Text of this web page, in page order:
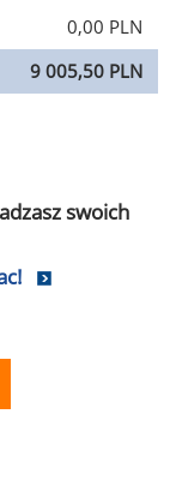
0,00 PLN
9 005,50 PLN
swoich